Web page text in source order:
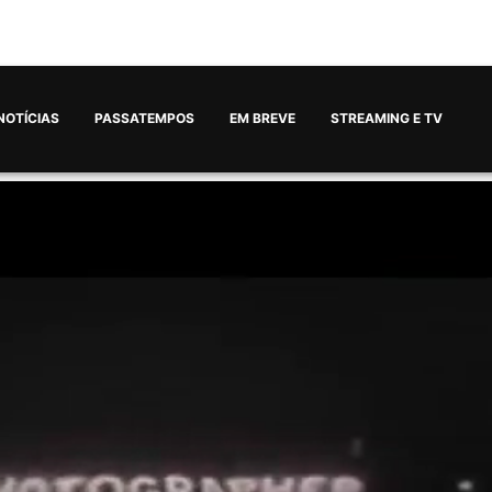
PASSATEMPOS EM BREVE STREAMING E TV